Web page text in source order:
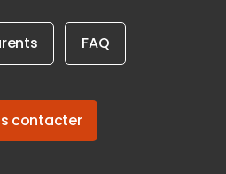
FAQ
contacter